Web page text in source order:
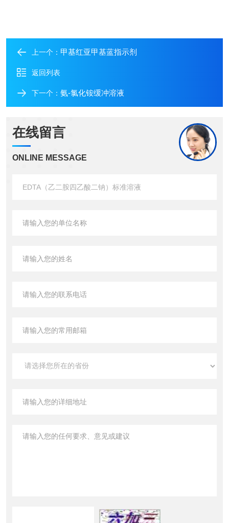
上一个： 甲基红亚甲基蓝指示剂
返回列表
下一个： 氨-氯化铵缓冲溶液
在线留言
ONLINE MESSAGE